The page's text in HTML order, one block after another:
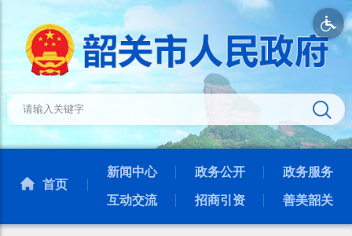
首页
新闻中心 政务公开 政务服务
互动交流 招商引资 善美韶关